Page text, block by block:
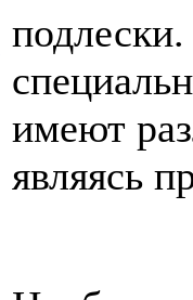
имеют
являясь